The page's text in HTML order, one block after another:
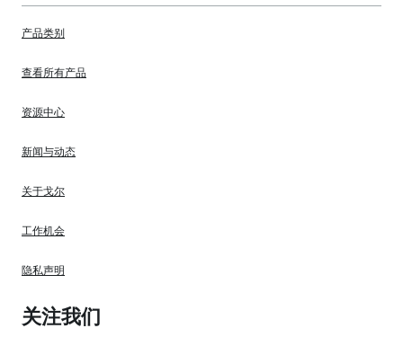
产品类别
查看所有产品
资源中心
新闻与动态
关于戈尔
工作机会
隐私声明
关注我们